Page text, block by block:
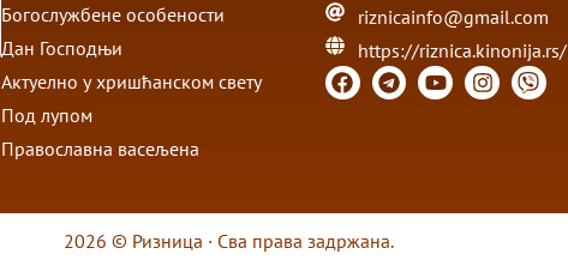
Богослужбене особености
Дан Господњи
Актуелно у хришћанском свету
Под лупом
Православна васељена
riznicainfo@gmail.com
https://riznica.kinonija.rs/
2026 © Ризница · Сва права задржана.